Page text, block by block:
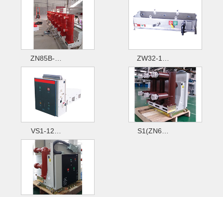
ZN85B-… ZW32-1…
VS1-12… S1(ZN6…